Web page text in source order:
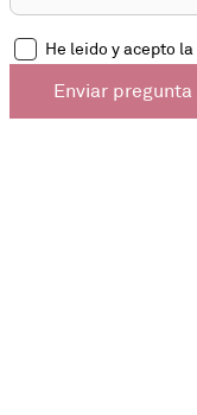
He leido y acepto la
Enviar pregunta